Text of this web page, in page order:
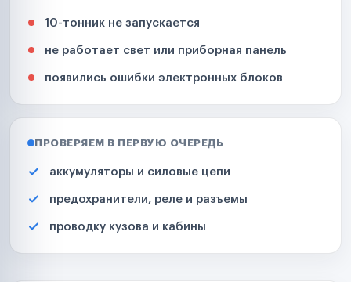
10-тонник не запускается
не работает свет или приборная панель
появились ошибки электронных блоков
ПРОВЕРЯЕМ В ПЕРВУЮ ОЧЕРЕДЬ
аккумуляторы и силовые цепи
предохранители, реле и разъемы
проводку кузова и кабины